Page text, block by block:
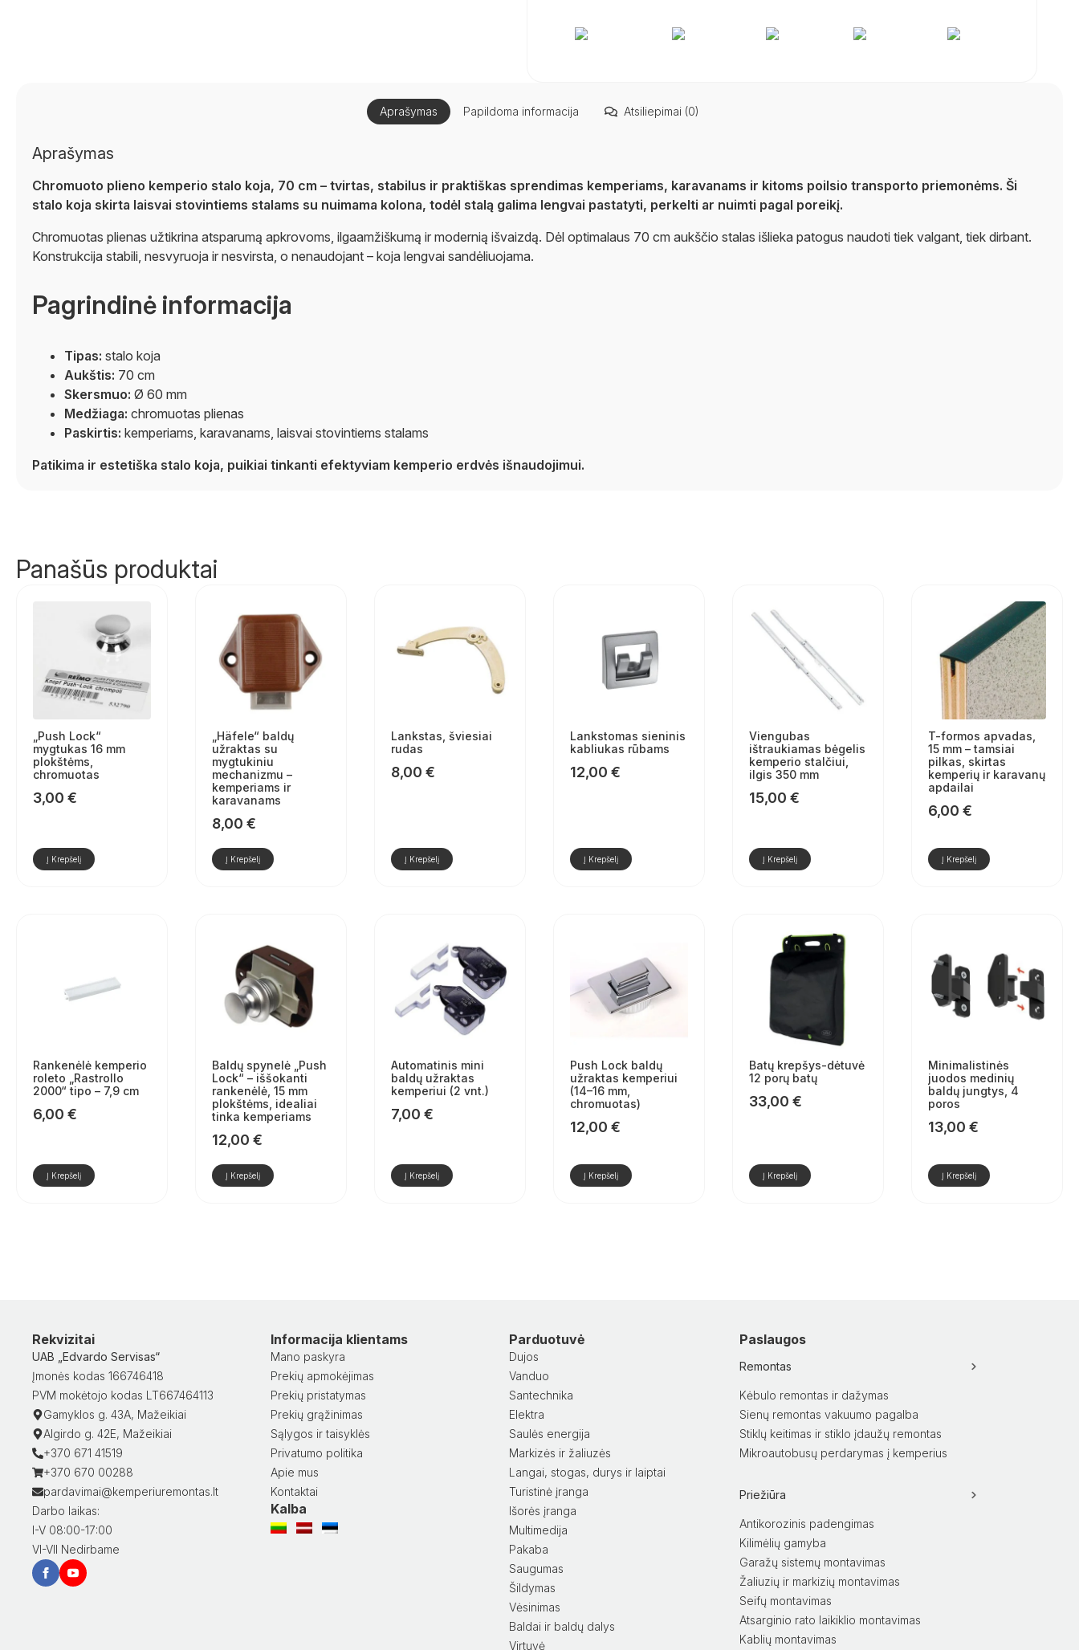
Aprašymas Papildoma informacija Atsiliepimai (0)
Aprašymas
Chromuoto plieno kemperio stalo koja, 70 cm – tvirtas, stabilus ir praktiškas sprendimas kemperiams, karavanams ir kitoms poilsio transporto priemonėms. Ši
stalo koja skirta laisvai stovintiems stalams su nuimama kolona, todėl stalą galima lengvai pastatyti, perkelti ar nuimti pagal poreikį.
Chromuotas plienas užtikrina atsparumą apkrovoms, ilgaamžiškumą ir modernią išvaizdą. Dėl optimalaus 70 cm aukščio stalas išlieka patogus naudoti tiek valgant, tiek dirbant.
Konstrukcija stabili, nesvyruoja ir nesvirsta, o nenaudojant – koja lengvai sandėliuojama.
Pagrindinė informacija
Tipas: stalo koja
Aukštis: 70 cm
Skersmuo: Ø 60 mm
Medžiaga: chromuotas plienas
Paskirtis: kemperiams, karavanams, laisvai stovintiems stalams
Patikima ir estetiška stalo koja, puikiai tinkanti efektyviam kemperio erdvės išnaudojimui.
Panašūs produktai
„Push Lock“
mygtukas 16 mm
plokštėms,
chromuotas
3,00 €
Į Krepšelį
„Häfele“ baldų
užraktas su
mygtukiniu
mechanizmu –
kemperiams ir
karavanams
8,00 €
Į Krepšelį
Lankstas, šviesiai
rudas
8,00 €
Į Krepšelį
Lankstomas sieninis
kabliukas rūbams
12,00 €
Į Krepšelį
Viengubas
ištraukiamas bėgelis
kemperio stalčiui,
ilgis 350 mm
15,00 €
Į Krepšelį
T-formos apvadas,
15 mm – tamsiai
pilkas, skirtas
kemperių ir karavanų
apdailai
6,00 €
Į Krepšelį
Rankenėlė kemperio
roleto „Rastrollo
2000“ tipo – 7,9 cm
6,00 €
Į Krepšelį
Baldų spynelė „Push
Lock“ – iššokanti
rankenėlė, 15 mm
plokštėms, idealiai
tinka kemperiams
12,00 €
Į Krepšelį
Automatinis mini
baldų užraktas
kemperiui (2 vnt.)
7,00 €
Į Krepšelį
Push Lock baldų
užraktas kemperiui
(14–16 mm,
chromuotas)
12,00 €
Į Krepšelį
Batų krepšys-dėtuvė
12 porų batų
33,00 €
Į Krepšelį
Minimalistinės
juodos medinių
baldų jungtys, 4
poros
13,00 €
Į Krepšelį
Rekvizitai
UAB „Edvardo Servisas“
Įmonės kodas 166746418
PVM mokėtojo kodas LT667464113
Gamyklos g. 43A, Mažeikiai
Algirdo g. 42E, Mažeikiai
+370 671 41519
+370 670 00288
pardavimai@kemperiuremontas.lt
Darbo laikas:
I-V 08:00-17:00
VI-VII Nedirbame
Informacija klientams
Mano paskyra
Prekių apmokėjimas
Prekių pristatymas
Prekių grąžinimas
Sąlygos ir taisyklės
Privatumo politika
Apie mus
Kontaktai
Kalba
Parduotuvė
Dujos
Vanduo
Santechnika
Elektra
Saulės energija
Markizės ir žaliuzės
Langai, stogas, durys ir laiptai
Turistinė įranga
Išorės įranga
Multimedija
Pakaba
Saugumas
Šildymas
Vėsinimas
Baldai ir baldų dalys
Virtuvė
Paslaugos
Remontas
Kėbulo remontas ir dažymas
Sienų remontas vakuumo pagalba
Stiklų keitimas ir stiklo įdaužų remontas
Mikroautobusų perdarymas į kemperius
Priežiūra
Antikorozinis padengimas
Kilimėlių gamyba
Garažų sistemų montavimas
Žaliuzių ir markizių montavimas
Seifų montavimas
Atsarginio rato laikiklio montavimas
Kablių montavimas